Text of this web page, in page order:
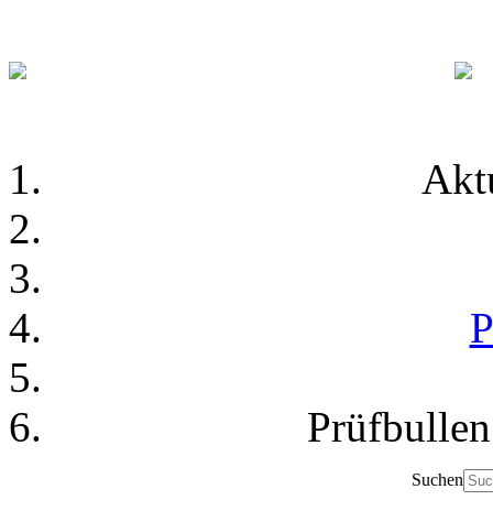
Suchen